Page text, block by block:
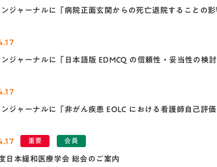
ジャーナルに「病院正面玄関からの死亡退院することの
ジャーナルに「日本語版 EDMCQ の信頼性・妥当性の検
ジャーナルに「非がん疾患 EOLC における看護師自己評
重要 会員
日本緩和医療学会 総会のご案内